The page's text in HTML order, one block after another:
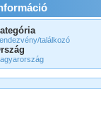
találkozó